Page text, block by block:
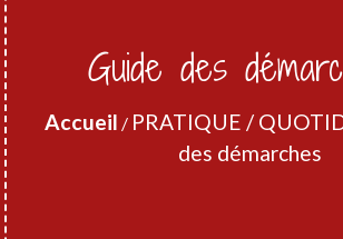
Guide des
Accueil / PRATIQUE /
des démarches